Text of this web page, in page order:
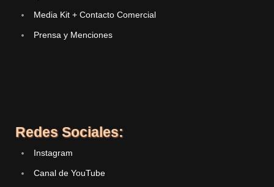
Media Kit + Contacto Comercial
Prensa y Menciones
Redes Sociales:
Instagram
Canal de YouTube